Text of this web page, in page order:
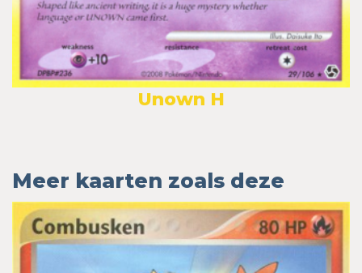
Unown H
Meer kaarten zoals deze